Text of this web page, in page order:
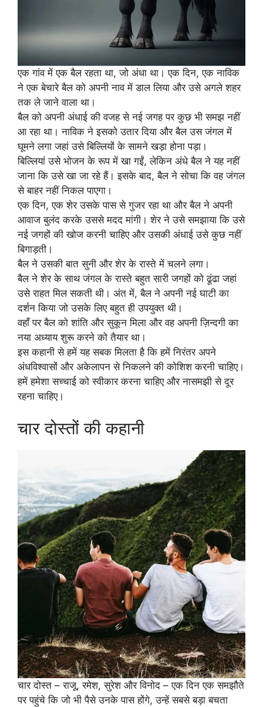
एक गांव में एक बैल रहता था, जो अंधा था। एक दिन, एक नाविक
ने एक बेचारे बैल को अपनी नाव में डाल लिया और उसे अगले शहर
तक ले जाने वाला था।
बैल को अपनी अंधाई की वजह से नई जगह पर कुछ भी समझ नहीं
आ रहा था। नाविक ने इसको उतार दिया और बैल उस जंगल में
घूमने लगा जहां उसे बिल्लियों के सामने खड़ा होना पड़ा।
बिल्लियां उसे भोजन के रूप में खा गईं, लेकिन अंधे बैल ने यह नहीं
जाना कि उसे खा जा रहे हैं। इसके बाद, बैल ने सोचा कि वह जंगल
से बाहर नहीं निकल पाएगा।
एक दिन, एक शेर उसके पास से गुजर रहा था और बैल ने अपनी
आवाज बुलंद करके उससे मदद मांगी। शेर ने उसे समझाया कि उसे
नई जगहों की खोज करनी चाहिए और उसकी अंधाई उसे कुछ नहीं
बिगाड़ती।
बैल ने उसकी बात सुनी और शेर के रास्ते में चलने लगा।
बैल ने शेर के साथ जंगल के रास्ते बहुत सारी जगहों को ढूंढा जहां
उसे राहत मिल सकती थी। अंत में, बैल ने अपनी नई घाटी का
दर्शन किया जो उसके लिए बहुत ही उपयुक्त थी।
वहाँ पर बैल को शांति और सुकून मिला और वह अपनी ज़िन्दगी का
नया अध्याय शुरू करने को तैयार था।
इस कहानी से हमें यह सबक मिलता है कि हमें निरंतर अपने
अंधविश्वासों और अकेलापन से निकलने की कोशिश करनी चाहिए।
हमें हमेशा सच्चाई को स्वीकार करना चाहिए और नासमझी से दूर
रहना चाहिए।
चार दोस्तों की कहानी
चार दोस्त – राजू, रमेश, सुरेश और विनोद – एक दिन एक समझौते
पर पहुंचे कि जो भी पैसे उनके पास होंगे, उन्हें सबसे बड़ा बचता